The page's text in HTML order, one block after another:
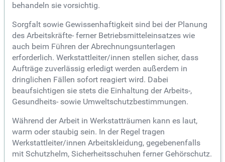
behandeln sie vorsichtig.
Sorgfalt sowie Gewissenhaftigkeit sind bei der Planung
des Arbeitskräfte- ferner Betriebsmitteleinsatzes wie
auch beim Führen der Abrechnungsunterlagen
erforderlich. Werkstattleiter/innen stellen sicher, dass
Aufträge zuverlässig erledigt werden außerdem in
dringlichen Fällen sofort reagiert wird. Dabei
beaufsichtigen sie stets die Einhaltung der Arbeits-,
Gesundheits- sowie Umweltschutzbestimmungen.
Während der Arbeit in Werkstatträumen kann es laut,
warm oder staubig sein. In der Regel tragen
Werkstattleiter/innen Arbeitskleidung, gegebenenfalls
mit Schutzhelm, Sicherheitsschuhen ferner Gehörschutz.